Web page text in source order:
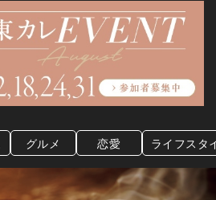
グルメ 恋愛 ライフスタ